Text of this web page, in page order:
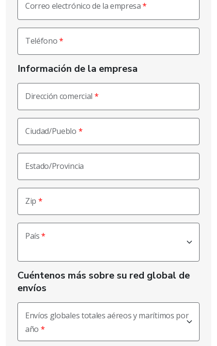
Correo electrónico de la empresa
Teléfono
Información de la empresa
Dirección comercial
Ciudad/Pueblo
Estado/Provincia
Zip
País
Cuéntenos más sobre su red global de
envíos
Envíos globales totales aéreos y marítimos por
año